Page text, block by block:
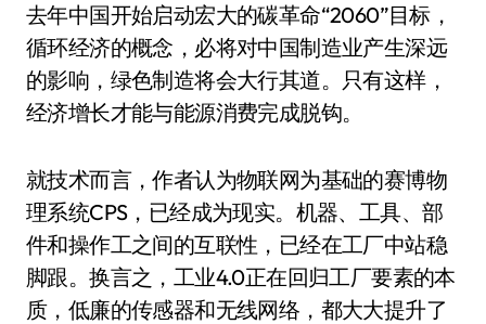
去年中国开始启动宏大的碳革命“2060”目标，
循环经济的概念，必将对中国制造业产生深远
的影响，绿色制造将会大行其道。只有这样，
经济增长才能与能源消费完成脱钩。
就技术而言，作者认为物联网为基础的赛博物
理系统CPS，已经成为现实。机器、工具、部
件和操作工之间的互联性，已经在工厂中站稳
脚跟。换言之，工业4.0正在回归工厂要素的本
质，低廉的传感器和无线网络，都大大提升了